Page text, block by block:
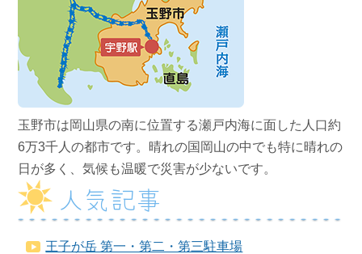
玉野市は岡山県の南に位置する瀬戸内海に面した人口約
6万3千人の都市です。晴れの国岡山の中でも特に晴れの
日が多く、気候も温暖で災害が少ないです。
人気記事
王子が岳 第一・第二・第三駐車場